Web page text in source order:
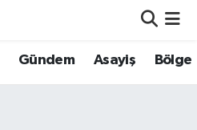
Gündem Asayiş Bölge